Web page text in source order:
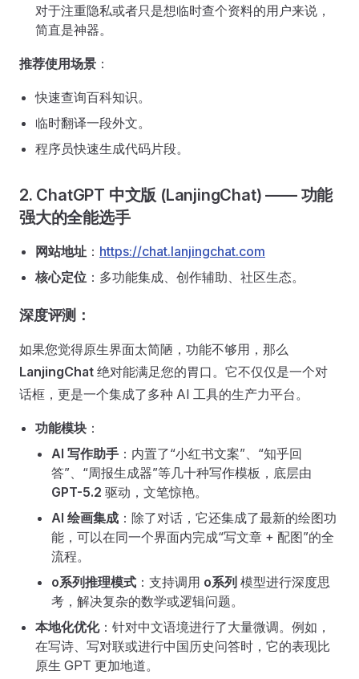
对于注重隐私或者只是想临时查个资料的用户来说，
简直是神器。
推荐使用场景 ：
快速查询百科知识。
临时翻译一段外文。
程序员快速生成代码片段。
2. ChatGPT 中文版 (LanjingChat) —— 功能
强大的全能选手
网站地址 ： https://chat.lanjingchat.com
核心定位 ：多功能集成、创作辅助、社区生态。
深度评测：
如果您觉得原生界面太简陋，功能不够用，那么
LanjingChat 绝对能满足您的胃口。它不仅仅是一个对
话框，更是一个集成了多种 AI 工具的生产力平台。
功能模块 ：
AI 写作助手 ：内置了“小红书文案”、“知乎回
答”、“周报生成器”等几十种写作模板，底层由
GPT-5.2 驱动，文笔惊艳。
AI 绘画集成 ：除了对话，它还集成了最新的绘图功
能，可以在同一个界面内完成“写文章 + 配图”的全
流程。
o系列推理模式 ：支持调用 o系列 模型进行深度思
考，解决复杂的数学或逻辑问题。
本地化优化：针对中文语境进行了大量微调。例如，
在写诗、写对联或进行中国历史问答时，它的表现比
原生 GPT 更加地道。